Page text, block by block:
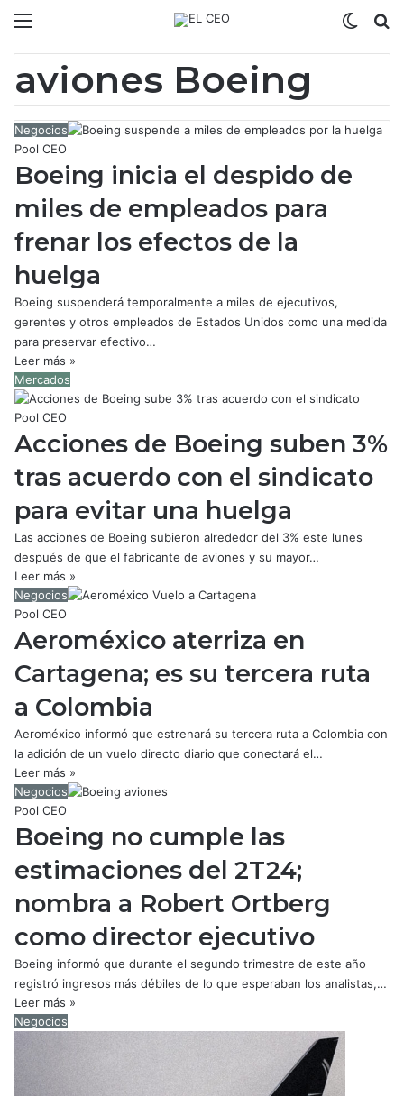
aviones Boeing
Negocios
Pool CEO
Boeing inicia el despido de
miles de empleados para
frenar los efectos de la
huelga
Boeing suspenderá temporalmente a miles de ejecutivos,
gerentes y otros empleados de Estados Unidos como una medida
para preservar efectivo…
Leer más »
Mercados
Pool CEO
Acciones de Boeing suben 3%
tras acuerdo con el sindicato
para evitar una huelga
Las acciones de Boeing subieron alrededor del 3% este lunes
después de que el fabricante de aviones y su mayor…
Leer más »
Negocios
Pool CEO
Aeroméxico aterriza en
Cartagena; es su tercera ruta
a Colombia
Aeroméxico informó que estrenará su tercera ruta a Colombia con
la adición de un vuelo directo diario que conectará el…
Leer más »
Negocios
Pool CEO
Boeing no cumple las
estimaciones del 2T24;
nombra a Robert Ortberg
como director ejecutivo
Boeing informó que durante el segundo trimestre de este año
registró ingresos más débiles de lo que esperaban los analistas,…
Leer más »
Negocios